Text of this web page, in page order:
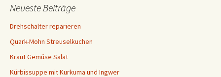
Neueste Beiträge
Drehschalter reparieren
Quark-Mohn Streuselkuchen
Kraut Gemüse Salat
Kürbissuppe mit Kurkuma und Ingwer